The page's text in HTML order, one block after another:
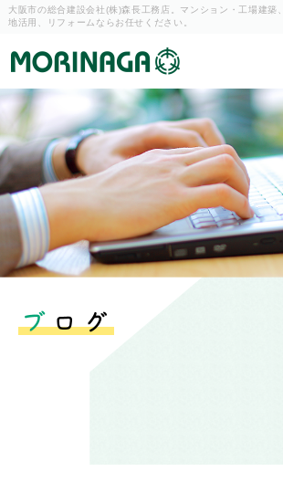
大阪市の総合建設会社(株)森長工務店。マンション・工場建築、
地活用、リフォームならお任せください。